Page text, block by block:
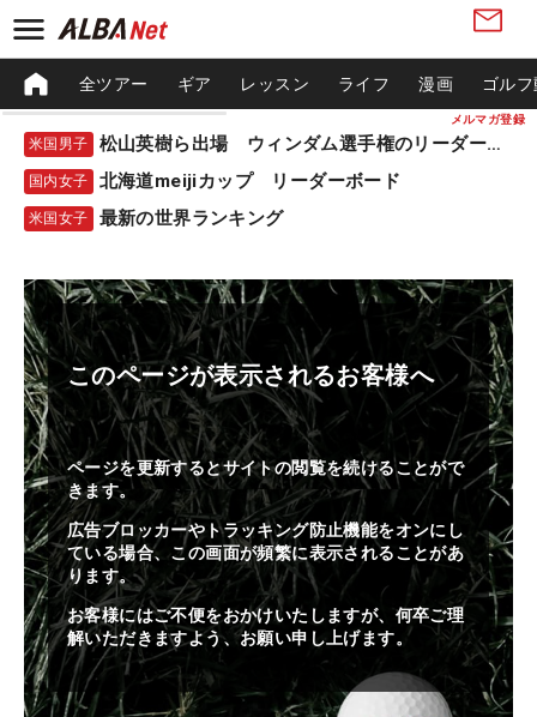
メルマガ登録
全ツアー ギア レッスン ライフ 漫画 ゴル
米国男子 松山英樹ら出場 ウィンダム選手権のリーダーボード
国内女子 北海道meijiカップ リーダーボード
米国女子 最新の世界ランキング
このページが表示されるお客様へ
ページを更新するとサイトの閲覧を続けることがで
きます。
広告ブロッカーやトラッキング防止機能をオンにし
ている場合、この画面が頻繁に表示されることがあ
ります。
お客様にはご不便をおかけいたしますが、何卒ご理
解いただきますよう、お願い申し上げます。